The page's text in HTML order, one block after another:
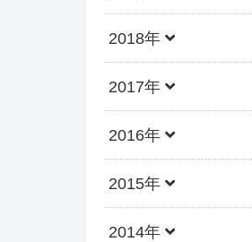
2018年
2017年
2016年
2015年
2014年